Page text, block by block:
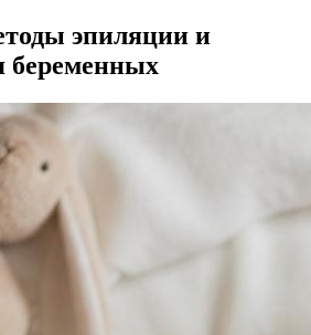
эпиляции и
беременных